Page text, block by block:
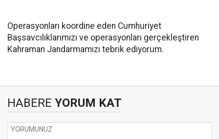
Operasyonları koordine eden Cumhuriyet
Başsavcılıklarımızı ve operasyonları gerçekleştiren
Kahraman Jandarmamızı tebrik ediyorum.
HABERE YORUM KAT